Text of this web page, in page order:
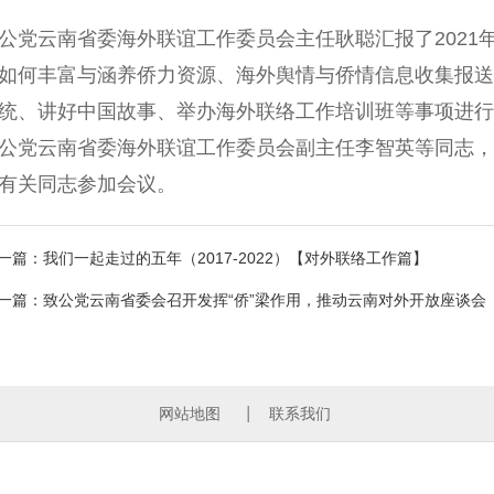
南省委海外联谊工作委员会主任耿聪汇报了2021
何丰富与涵养侨力资源、海外舆情与侨情信息收集报
、讲好中国故事、举办海外联络工作培训班等事项进
南省委海外联谊工作委员会副主任李智英等同志，
关同志参加会议。
篇：我们一起走过的五年（2017-2022）【对外联络工作篇】
篇：致公党云南省委会召开发挥“侨”梁作用，推动云南对外开放座谈会
网站地图 联系我们